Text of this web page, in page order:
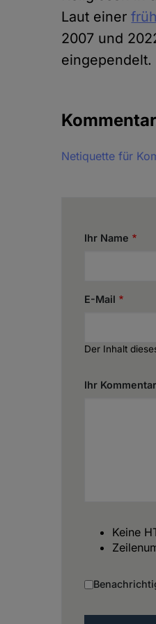
Laut einer
2007 und
eingependelt.
Netiquette für
Ihr Name
E-Mail
Der Inhalt
Ihr Kommentar
Keine